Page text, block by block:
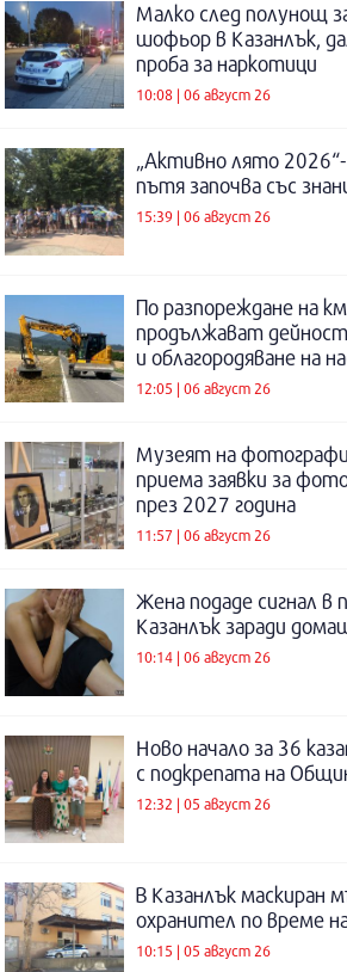
Малко след полунощ
шофьор в Казанлък,
проба за наркотици
10:08 | 06 август 26
„Активно лято
пътя започва със
15:39 | 06 август 26
По разпореждане на
продължават
и облагородяване на
12:05 | 06 август 26
Музеят на
приема заявки за
през 2027 година
11:57 | 06 август 26
Жена подаде сигнал в
Казанлък заради
10:14 | 06 август 26
Ново начало за 36
с подкрепата на
12:32 | 05 август 26
В Казанлък маскиран
охранител по време
10:15 | 05 август 26